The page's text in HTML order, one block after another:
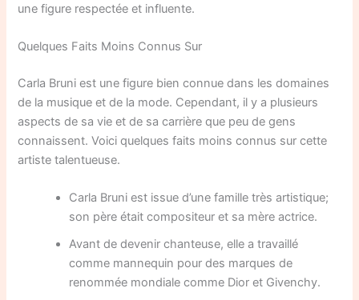
une figure respectée et influente.
Quelques Faits Moins Connus Sur
Carla Bruni est une figure bien connue dans les domaines
de la musique et de la mode. Cependant, il y a plusieurs
aspects de sa vie et de sa carrière que peu de gens
connaissent. Voici quelques faits moins connus sur cette
artiste talentueuse.
Carla Bruni est issue d’une famille très artistique;
son père était compositeur et sa mère actrice.
Avant de devenir chanteuse, elle a travaillé
comme mannequin pour des marques de
renommée mondiale comme Dior et Givenchy.